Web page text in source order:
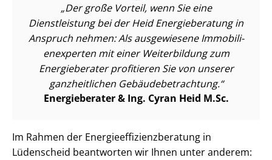
Der große Vorteil, wenn Sie eine
Dienstleistung bei der Heid Energieberatung in
Anspruch nehmen: Als ausgewiesene Im­mo­bi­li­
en­ex­per­ten mit einer Weiterbildung zum
Energieberater profitieren Sie von unserer
ganzheitlichen Ge­bäu­de­be­trach­tung.
Energieberater & Ing. Cyran Heid M.Sc.
Im Rahmen der En­er­gie­ef­fi­zi­enz­be­ra­tung in
Lüdenscheid beantworten wir Ihnen unter anderem: